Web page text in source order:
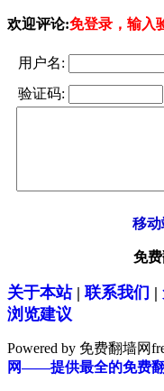
欢迎评论:免登录，输入
用户名:
验证码:
移
免
关于本站| 联系我们 |
浏览建议
Powered by 免费翻墙网
网——提供最全的免费